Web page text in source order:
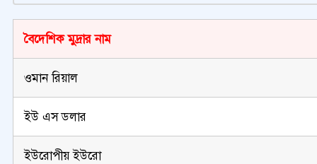
বৈদেশিক মুদ্রার নাম
ওমান রিয়াল
ইউ এস ডলার
ইউরোপীয় ইউরো